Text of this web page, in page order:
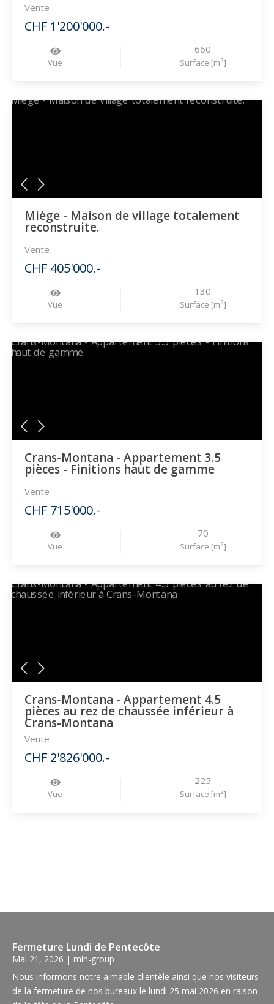
Vente
CHF 1'200'000.-
Vue
660
Surface [m2]
Miège - Maison de village totalement
reconstruite.
Vente
CHF 405'000.-
Vue
130
Surface [m2]
Crans-Montana - Appartement 3.5
pièces - Finitions haut de gamme
Vente
CHF 715'000.-
Vue
70
Surface [m2]
Crans-Montana - Appartement 4.5
pièces au rez de chaussée inférieur à
Crans-Montana
Vente
CHF 2'826'000.-
Vue
225
Surface [m2]
Fermeture Lundi de Pentecôte
Mai 21, 2026 | mih-group
Nous informons notre aimable clientèle ainsi que nos visiteurs
de la fermeture de nos bureaux le lundi 25 mai 2026 en raison